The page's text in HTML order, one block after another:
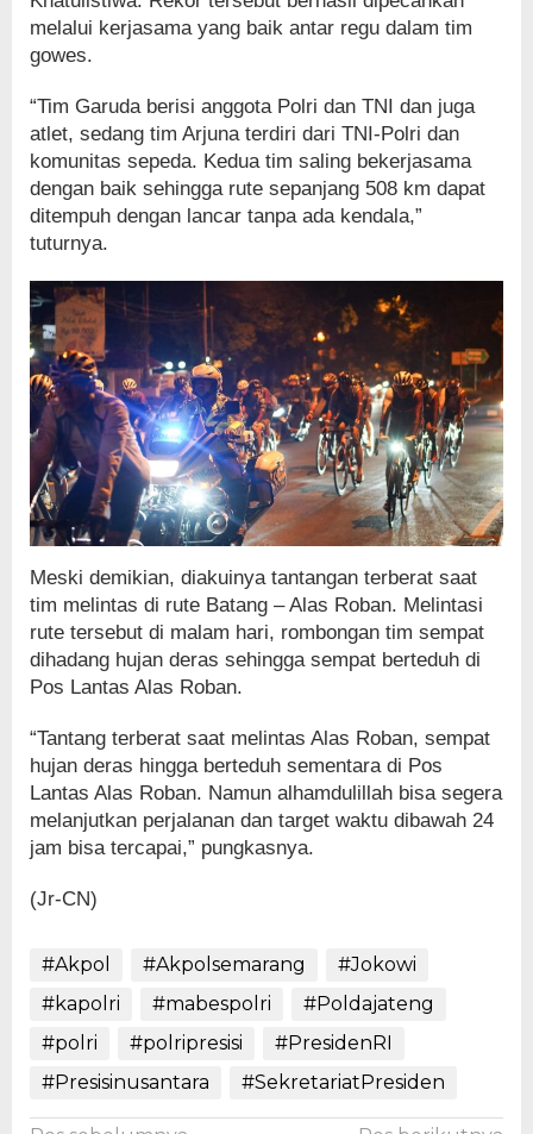
melalui kerjasama yang baik antar regu dalam tim
gowes.
“Tim Garuda berisi anggota Polri dan TNI dan juga
atlet, sedang tim Arjuna terdiri dari TNI-Polri dan
komunitas sepeda. Kedua tim saling bekerjasama
dengan baik sehingga rute sepanjang 508 km dapat
ditempuh dengan lancar tanpa ada kendala,”
tuturnya.
Meski demikian, diakuinya tantangan terberat saat
tim melintas di rute Batang – Alas Roban. Melintasi
rute tersebut di malam hari, rombongan tim sempat
dihadang hujan deras sehingga sempat berteduh di
Pos Lantas Alas Roban.
“Tantang terberat saat melintas Alas Roban, sempat
hujan deras hingga berteduh sementara di Pos
Lantas Alas Roban. Namun alhamdulillah bisa segera
melanjutkan perjalanan dan target waktu dibawah 24
jam bisa tercapai,” pungkasnya.
(Jr-CN)
#Akpol #Akpolsemarang
#Jokowi
#kapolri
#mabespolri
#Poldajateng
#polri
#polripresisi
#PresidenRI
#Presisinusantara
#SekretariatPresiden